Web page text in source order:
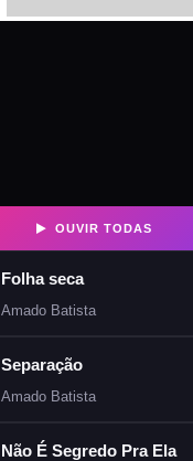
OUVIR TODAS
Folha seca
Amado Batista
Separação
Amado Batista
Não É Segredo Pra Ela